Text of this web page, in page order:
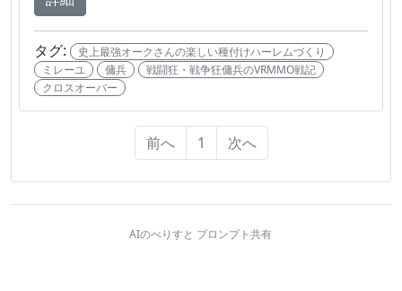
タグ:
史上最強オークさんの楽しい種付けハーレムづくり
ミレーユ
傭兵
戦闘狂・戦争狂傭兵のVRMMO戦記
クロスオーバー
前へ 1 次へ
AIのべりすと プロンプト共有